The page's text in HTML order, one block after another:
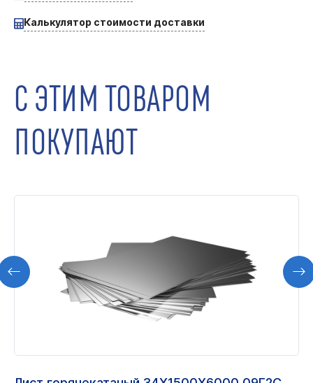
Калькулятор стоимости доставки
С ЭТИМ ТОВАРОМ
ПОКУПАЮТ